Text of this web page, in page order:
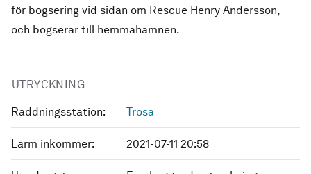
för bogsering vid sidan om Rescue Henry Andersson,
och bogserar till hemmahamnen.
UTRYCKNING
Räddningsstation: Trosa
Larm inkommer: 2021-07-11 20:58